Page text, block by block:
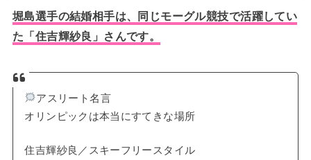
堀島選手の結婚相手は、同じモーグル競技で活躍してい
た「住吉輝紗良」さんです。
アスリート名言
オリンピックは本当にすてきな場所
住吉輝紗良／スキーフリースタイル